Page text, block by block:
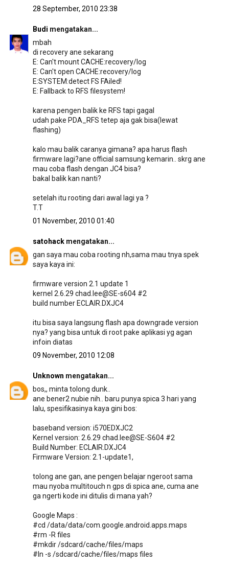
28 September, 2010 23:38
Budi mengatakan...
mbah
di recovery ane sekarang
E: Can't mount CACHE:recovery/log
E: Can't open CACHE:recovery/log
E:SYSTEM:detect FS FAiled!
E: Fallback to RFS filesystem!
karena pengen balik ke RFS tapi gagal
udah pake PDA_RFS tetep aja gak bisa(lewat
flashing)
kalo mau balik caranya gimana? apa harus flash
firmware lagi?ane official samsung kemarin.. skrg ane
mau coba flash dengan JC4 bisa?
bakal balik kan nanti?
setelah itu rooting dari awal lagi ya ?
T.T
01 November, 2010 01:40
satohackmengatakan...
gan saya mau coba rooting nh,sama mau tnya spek
saya kaya ini:
firmware version 2.1 update 1
kernel 2.6.29 chad.lee@SE-s604 #2
build number ECLAIR.DXJC4
itu bisa saya langsung flash apa downgrade version
nya? yang bisa untuk di root pake aplikasi yg agan
infoin diatas
09 November, 2010 12:08
Unknown mengatakan...
bos,, minta tolong dunk..
ane bener2 nubie nih.. baru punya spica 3 hari yang
lalu, spesifikasinya kaya gini bos:
baseband version: i570EDXJC2
Kernel version: 2.6.29 chad.lee@SE-S604 #2
Build Number: ECLAIR.DXJC4
Firmware Version: 2.1-update1,
tolong ane gan, ane pengen belajar ngeroot sama
mau nyoba multitouch n gps di spica ane, cuma ane
ga ngerti kode ini ditulis di mana yah?
Google Maps :
#cd /data/data/com.google.android.apps.maps
#rm -R files
#mkdir /sdcard/cache/files/maps
#ln -s /sdcard/cache/files/maps files